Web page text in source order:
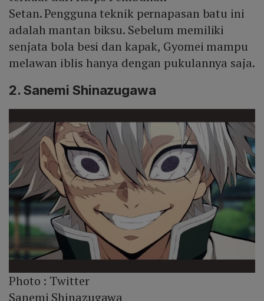
Setan. Pengguna teknik pernapasan batu ini
adalah mantan biksu. Sebelum memiliki
senjata bola besi dan kapak, Gyomei mampu
melawan iblis hanya dengan pukulannya saja.
2. Sanemi Shinazugawa
Photo : Twitter
Sanemi Shinazugawa